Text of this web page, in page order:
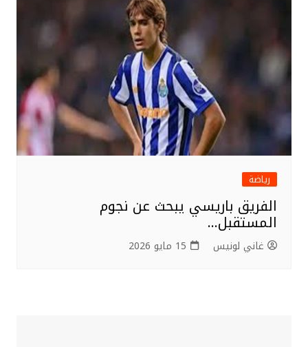
رياضة
الفريق باريسي يبحث عن نجوم
المستقبل…
غاني لونيس 15 مايو 2026